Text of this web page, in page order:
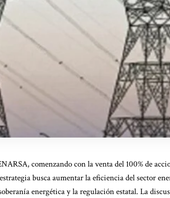
comenzando con la venta del 100% de
busca aumentar la eficiencia del sector
energética y la regulación estatal. La